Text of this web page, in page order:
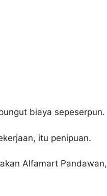
biaya sepeserpun.
itu penipuan.
Alfamart Pandawan,